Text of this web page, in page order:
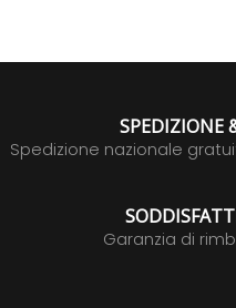
SPEDIZIONE
Spedizione nazionale
Garanzia di